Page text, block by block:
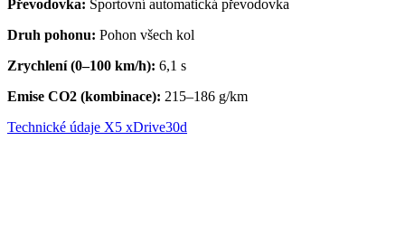
Převodovka: Sportovní automatická převodovka
Druh pohonu: Pohon všech kol
Zrychlení (0–100 km/h): 6,1 s
Emise CO2 (kombinace): 215–186 g/km
Technické údaje X5 xDrive30d